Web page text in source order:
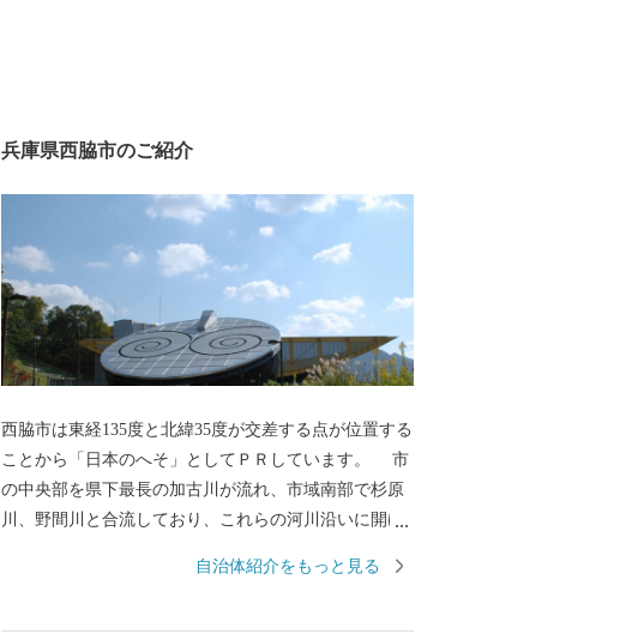
兵庫県西脇市のご紹介
西脇市は東経135度と北緯35度が交差する点が位置する
ことから「日本のへそ」としてＰＲしています。 市
の中央部を県下最長の加古川が流れ、市域南部で杉原
川、野間川と合流しており、これらの河川沿いに開け
ら「播州織」や「播州釣針」を地場産業として栄えて
自治体紹介をもっと見る